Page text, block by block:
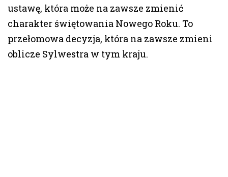
ustawę, która może na zawsze zmienić
charakter świętowania Nowego Roku. To
przełomowa decyzja, która na zawsze zmieni
oblicze Sylwestra w tym kraju.